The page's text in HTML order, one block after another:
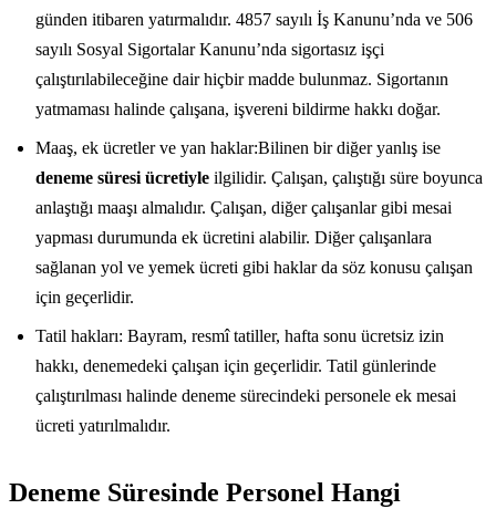
günden itibaren yatırmalıdır. 4857 sayılı İş Kanunu’nda ve 506
sayılı Sosyal Sigortalar Kanunu’nda sigortasız işçi
çalıştırılabileceğine dair hiçbir madde bulunmaz. Sigortanın
yatmaması halinde çalışana, işvereni bildirme hakkı doğar.
Maaş, ek ücretler ve yan haklar:Bilinen bir diğer yanlış ise
deneme süresi ücretiyle ilgilidir. Çalışan, çalıştığı süre boyunca
anlaştığı maaşı almalıdır. Çalışan, diğer çalışanlar gibi mesai
yapması durumunda ek ücretini alabilir. Diğer çalışanlara
sağlanan yol ve yemek ücreti gibi haklar da söz konusu çalışan
için geçerlidir.
Tatil hakları: Bayram, resmî tatiller, hafta sonu ücretsiz izin
hakkı, denemedeki çalışan için geçerlidir. Tatil günlerinde
çalıştırılması halinde deneme sürecindeki personele ek mesai
ücreti yatırılmalıdır.
Deneme Süresinde Personel Hangi